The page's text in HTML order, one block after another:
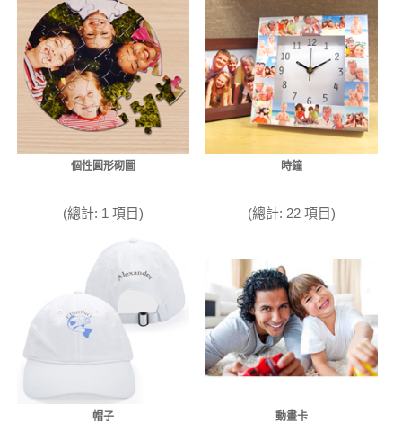
個性圓形砌圖
(總計: 1 項目)
時鐘
(總計: 22 項目)
帽子 動畫卡